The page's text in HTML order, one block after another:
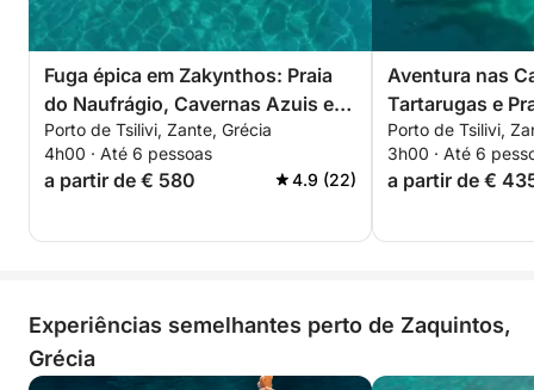
Fuga épica em Zakynthos: Praia
do Naufrágio, Cavernas Azuis e
Encontro com Tartarugas (4
horas) Barco novinho em folha
2025
Porto de Tsilivi, Zante, Grécia
4h00 · Até 6 pessoas
a partir de € 580 4.9 (22)
Aventura nas
Tartarugas e
Escapada de 3
novinho em
Porto de Tsilivi,
3h00 · Até 6
a partir de €
Experiências semelhantes perto de Zaquintos,
Grécia